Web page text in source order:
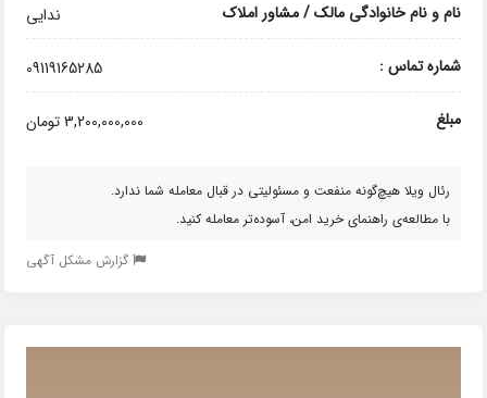
نام و نام خانوادگی مالک / مشاور املاک ندایی
شماره تماس : 09119165285
مبلغ 3,200,000,000 تومان
رئال ویلا هیچ‌گونه منفعت و مسئولیتی در قبال معامله شما ندارد.
با مطالعه‌ی راهنمای خرید امن، آسوده‌تر معامله کنید.
گزارش مشکل آگهی